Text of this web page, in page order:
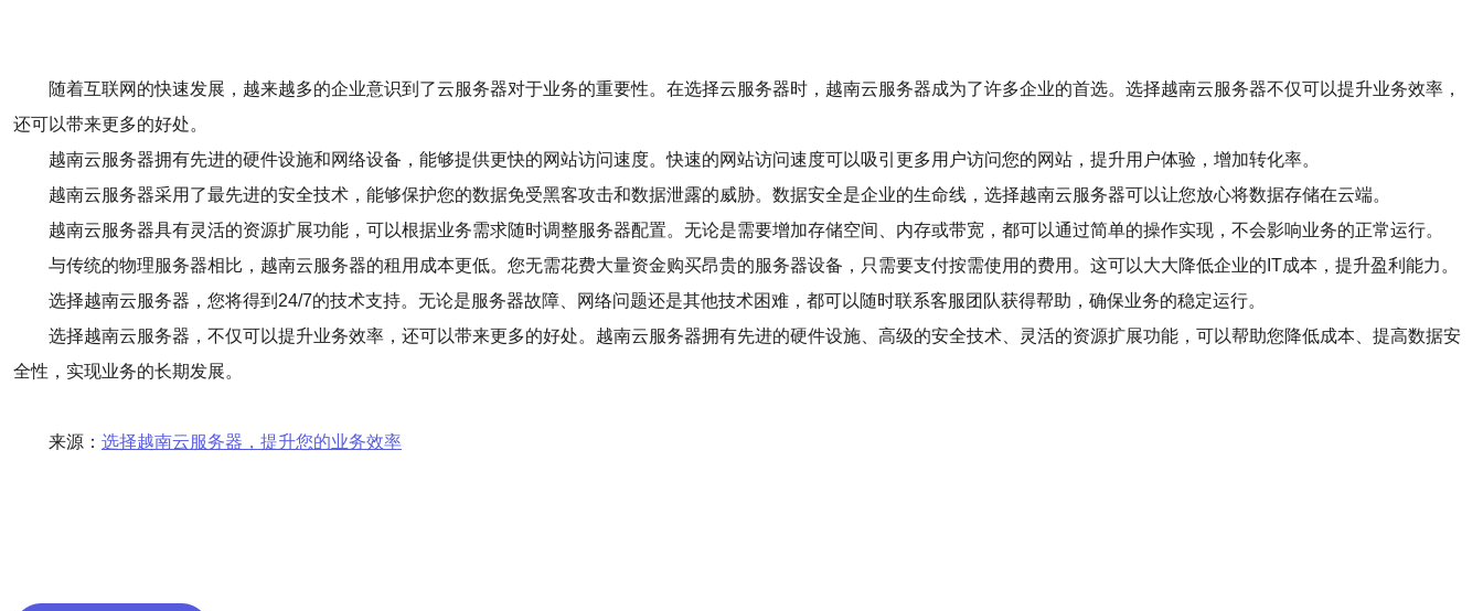
随着互联网的快速发展，越来越多的企业意识到了云服务器对于业务的重要性。在选择云服务器时，越南云服务器成为了许多企业的首选。选择越南云服务器不仅可以提升业务效率，
还可以带来更多的好处。
越南云服务器拥有先进的硬件设施和网络设备，能够提供更快的网站访问速度。快速的网站访问速度可以吸引更多用户访问您的网站，提升用户体验，增加转化率。
越南云服务器采用了最先进的安全技术，能够保护您的数据免受黑客攻击和数据泄露的威胁。数据安全是企业的生命线，选择越南云服务器可以让您放心将数据存储在云端。
越南云服务器具有灵活的资源扩展功能，可以根据业务需求随时调整服务器配置。无论是需要增加存储空间、内存或带宽，都可以通过简单的操作实现，不会影响业务的正常运行。
与传统的物理服务器相比，越南云服务器的租用成本更低。您无需花费大量资金购买昂贵的服务器设备，只需要支付按需使用的费用。这可以大大降低企业的IT成本，提升盈利能力。
选择越南云服务器，您将得到24/7的技术支持。无论是服务器故障、网络问题还是其他技术困难，都可以随时联系客服团队获得帮助，确保业务的稳定运行。
选择越南云服务器，不仅可以提升业务效率，还可以带来更多的好处。越南云服务器拥有先进的硬件设施、高级的安全技术、灵活的资源扩展功能，可以帮助您降低成本、提高数据安
全性，实现业务的长期发展。
来源： 选择越南云服务器，提升您的业务效率